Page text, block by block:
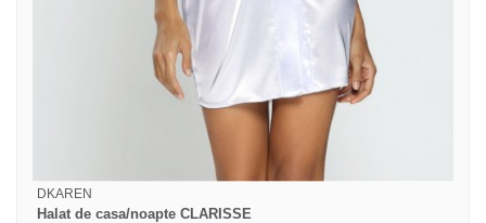
DKAREN
Halat de casa/noapte CLARISSE